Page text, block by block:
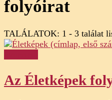
folyóirat
TALÁLATOK: 1 - 3 találat
Az Életképek